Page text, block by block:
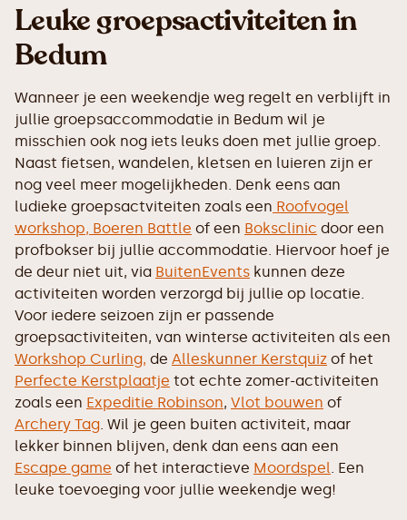
Leuke groepsactiviteiten in
Bedum
Wanneer je een weekendje weg regelt en verblijft in
jullie groepsaccommodatie in Bedum wil je
misschien ook nog iets leuks doen met jullie groep.
Naast fietsen, wandelen, kletsen en luieren zijn er
nog veel meer mogelijkheden. Denk eens aan
ludieke groepsactviteiten zoals een Roofvogel
workshop, Boeren Battle of een Boksclinic door een
profbokser bij jullie accommodatie. Hiervoor hoef je
de deur niet uit, via BuitenEvents kunnen deze
activiteiten worden verzorgd bij jullie op locatie.
Voor iedere seizoen zijn er passende
groepsactiviteiten, van winterse activiteiten als een
Workshop Curling, de Alleskunner Kerstquiz of het
Perfecte Kerstplaatje tot echte zomer-activiteiten
zoals een Expeditie Robinson, Vlot bouwen of
Archery Tag. Wil je geen buiten activiteit, maar
lekker binnen blijven, denk dan eens aan een
Escape game of het interactieve Moordspel. Een
leuke toevoeging voor jullie weekendje weg!